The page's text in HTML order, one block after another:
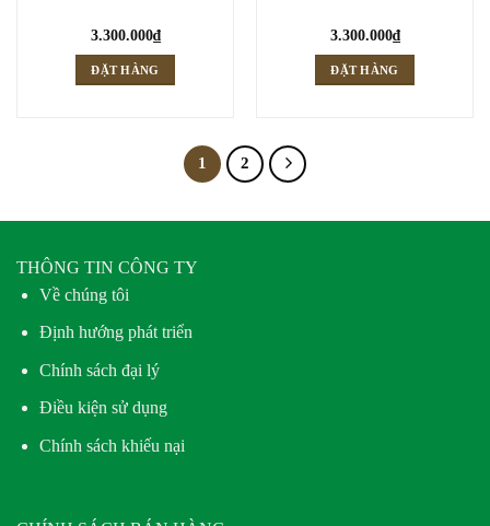
3.300.000₫
ĐẶT HÀNG
3.300.000₫
ĐẶT HÀNG
1 2
THÔNG TIN CÔNG TY
Về chúng tôi
Định hướng phát triển
Chính sách đại lý
Điều kiện sử dụng
Chính sách khiếu nại